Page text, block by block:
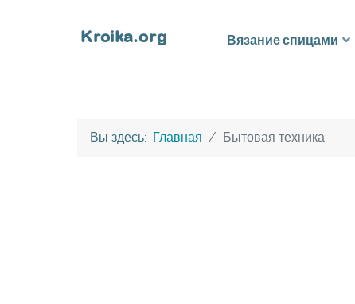
Вязание спицами
Вы здесь: Главная Бытовая техника